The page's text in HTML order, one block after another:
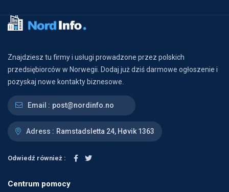
Znajdziesz tu firmy i usługi prowadzone przez polskich
przedsiębiorców w Norwegii. Dodaj już dziś darmowe ogłoszenie i
pozyskaj nowe kontakty biznesowe.
Email : post@nordinfo.no
Adress : Ramstadsletta 24, Høvik 1363
Odwiedź również :
Centrum pomocy